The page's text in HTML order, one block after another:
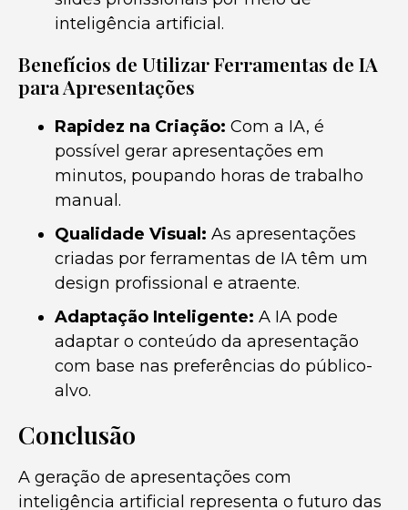
inteligência artificial.
Benefícios de Utilizar Ferramentas de IA
para Apresentações
Rapidez na Criação: Com a IA, é
possível gerar apresentações em
minutos, poupando horas de trabalho
manual.
Qualidade Visual: As apresentações
criadas por ferramentas de IA têm um
design profissional e atraente.
Adaptação Inteligente: A IA pode
adaptar o conteúdo da apresentação
com base nas preferências do público-
alvo.
Conclusão
A geração de apresentações com
inteligência artificial representa o futuro das